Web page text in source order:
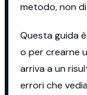
metodo, non
Questa guida
o per crearne
arriva a un
errori che